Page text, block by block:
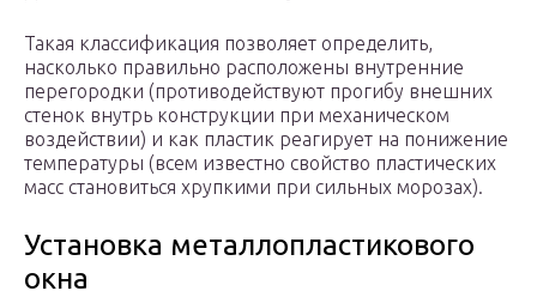
Такая классификация позволяет определить,
насколько правильно расположены внутренние
перегородки (противодействуют прогибу внешних
стенок внутрь конструкции при механическом
воздействии) и как пластик реагирует на понижение
температуры (всем известно свойство пластических
масс становиться хрупкими при сильных морозах).
Установка металлопластикового
окна